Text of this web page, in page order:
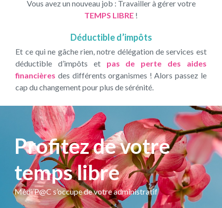
Vous avez un nouveau job : Travailler à gérer votre
TEMPS LIBRE !
Déductible d’impôts
Et ce qui ne gâche rien, notre délégation de services est
déductible d’impôts et pas de perte des aides
financières des différents organismes ! Alors passez le
cap du changement pour plus de sérénité.
Profitez de votre
temps libre
Médi’P@C s’occupe de votre administratif